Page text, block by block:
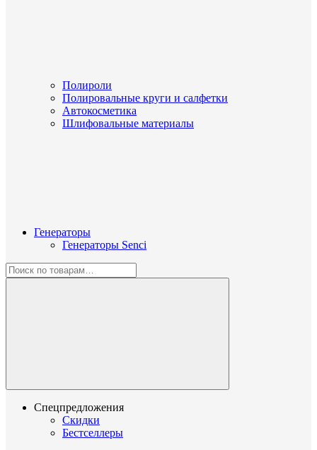
Полироли
Полировальные круги и салфетки
Автокосметика
Шлифовальные материалы
Генераторы
Генераторы Senci
Спецпредложения
Скидки
Бестселлеры